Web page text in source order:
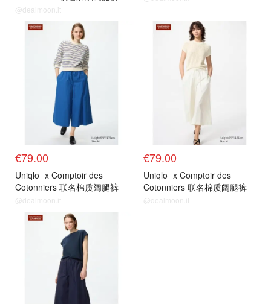
@dealmoon.it
€79.00
Uniqlo x Comptoir des
Cotonniers 联名棉质阔腿裤
@dealmoon.it
€79.00
Uniqlo x Comptoir des
Cotonniers 联名棉质阔腿裤
@dealmoon.it